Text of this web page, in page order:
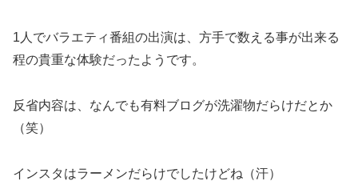
1人でバラエティ番組の出演は、方手で数える事が出来る
程の貴重な体験だったようです。
反省内容は、なんでも有料ブログが洗濯物だらけだとか
（笑）
インスタはラーメンだらけでしたけどね（汗）